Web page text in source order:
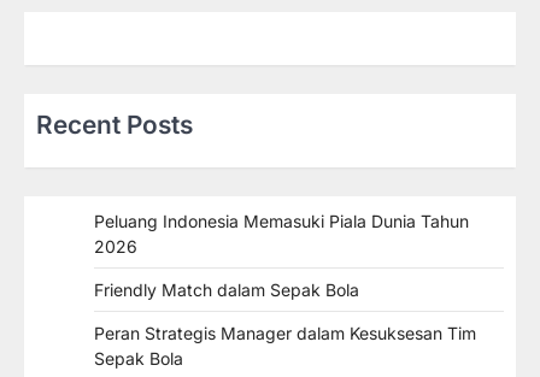
Recent Posts
Peluang Indonesia Memasuki Piala Dunia Tahun
2026
Friendly Match dalam Sepak Bola
Peran Strategis Manager dalam Kesuksesan Tim
Sepak Bola